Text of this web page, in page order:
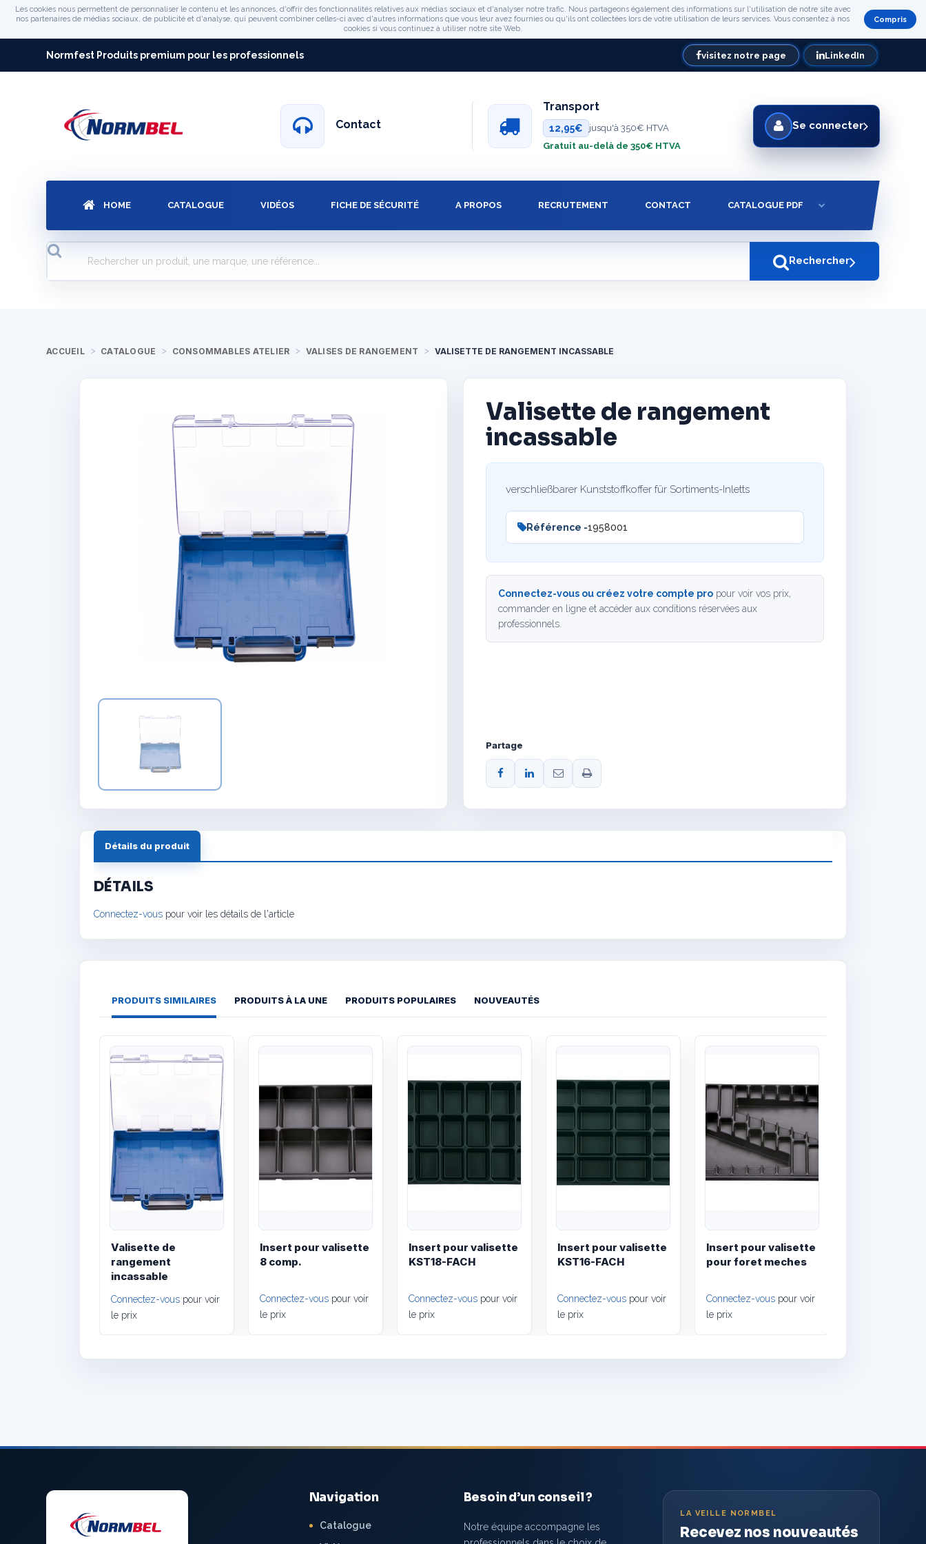
Les cookies nous permettent de personnaliser le contenu et les annonces, d'offrir des fonctionnalités relatives aux médias sociaux et d'analyser notre trafic. Nous partageons également des informations sur l'utilisation de notre site avec
nos partenaires de médias sociaux, de publicité et d'analyse, qui peuvent combiner celles-ci avec d'autres informations que vous leur avez fournies ou qu'ils ont collectées lors de votre utilisation de leurs services. Vous consentez à nos
cookies si vous continuez à utiliser notre site Web.
Compris
Normfest Produits premium pour les professionnels visitez notre page LinkedIn
Contact
Transport
12,95€
jusqu'à 350€ HTVA
Gratuit au-delà de 350€ HTVA
Se connecter
HOME CATALOGUE VIDÉOS FICHE DE SÉCURITÉ A PROPOS RECRUTEMENT CONTACT CATALOGUE PDF
Rechercher
ACCUEIL CATALOGUE CONSOMMABLES ATELIER VALISES DE RANGEMENT VALISETTE DE RANGEMENT INCASSABLE
Valisette de rangement
incassable
verschließbarer Kunststoffkoffer für Sortiments-Inletts
Référence -1958001
Connectez-vous ou créez votre compte pro pour voir vos prix,
commander en ligne et accéder aux conditions réservées aux
professionnels.
Partage
Détails du produit
DÉTAILS
Connectez-vous pour voir les détails de l'article
PRODUITS SIMILAIRES PRODUITS À LA UNE PRODUITS POPULAIRES NOUVEAUTÉS
Valisette de
rangement
incassable
Connectez-vous pour voir
le prix
Insert pour valisette
8 comp.
Connectez-vous pour voir
le prix
Insert pour valisette
KST18-FACH
Connectez-vous pour voir
le prix
Insert pour valisette
KST16-FACH
Connectez-vous pour voir
le prix
Insert pour valisette
pour foret meches
Connectez-vous pour voir
le prix
Navigation
Catalogue
Besoin d’un conseil ?
Notre équipe accompagne les
LA VEILLE NORMBEL
Recevez nos nouveautés